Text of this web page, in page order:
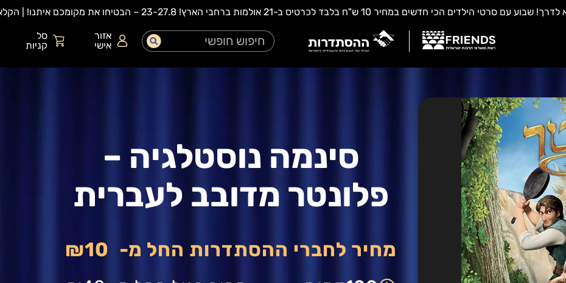
אזור
אישי
סל
קניות
סינמה נוסטלגיה –
פלונטר מדובב לעברית
מחיר לחברי ההסתדרות החל מ- ₪10